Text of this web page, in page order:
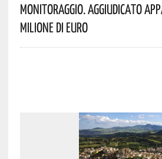
Monitoraggio. Aggiudicato
Milione Di Euro